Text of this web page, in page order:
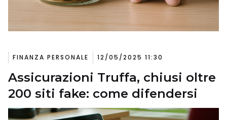
FINANZA PERSONALE 12/05/2025 11:30
Assicurazioni Truffa, chiusi oltre
200 siti fake: come difendersi